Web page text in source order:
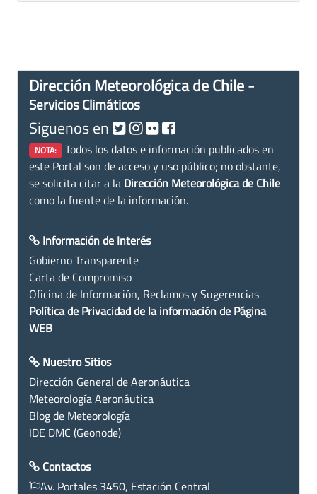
Dirección Meteorológica de Chile -
Servicios Climáticos
Siguenos en
NOTA: Todos los datos e información publicados en
este Portal son de acceso y uso público; no obstante,
se solicita citar a la Dirección Meteorológica de Chile
como la fuente de la información.
Información de Interés
Gobierno Transparente
Carta de Compromiso
Oficina de Información, Reclamos y Sugerencias
Política de Privacidad de la información de Página
WEB
Nuestro Sitios
Dirección General de Aeronáutica
Meteorología Aeronáutica
Blog de Meteorología
IDE DMC (Geonode)
Contactos
Av. Portales 3450, Estación Central